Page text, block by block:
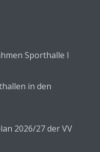
Sporthalle I
in den
2026/27 der VV